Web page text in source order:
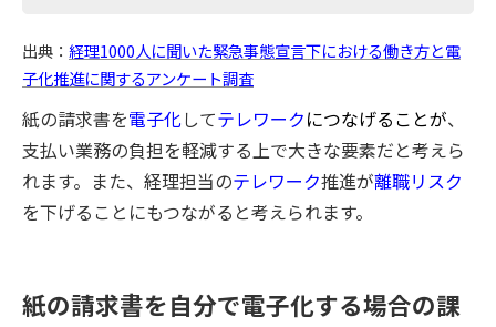
出典： 経理1000人に聞いた緊急事態宣言下における働き方と電
子化推進に関するアンケート調査
紙の請求書を電子化してテレワークにつなげることが、
支払い業務の負担を軽減する上で大きな要素だと考えら
れます。また、経理担当のテレワーク推進が離職リスク
を下げることにもつながると考えられます。
紙の請求書を自分で電子化する場合の課